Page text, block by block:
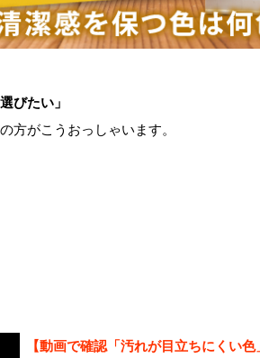
選びたい」
方がこうおっしゃいます。
【動画で確認「汚れが目立ちにくい色